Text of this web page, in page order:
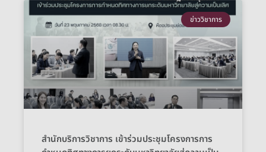
ข่าววิชาการ
สำนักบริการวิชาการ เข้าร่วมประชุมโครงการการ